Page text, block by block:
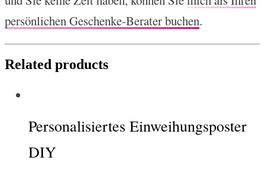
persönlichen Geschenke-Berater buchen.
Related products
Personalisiertes Einweihungsposter
DIY